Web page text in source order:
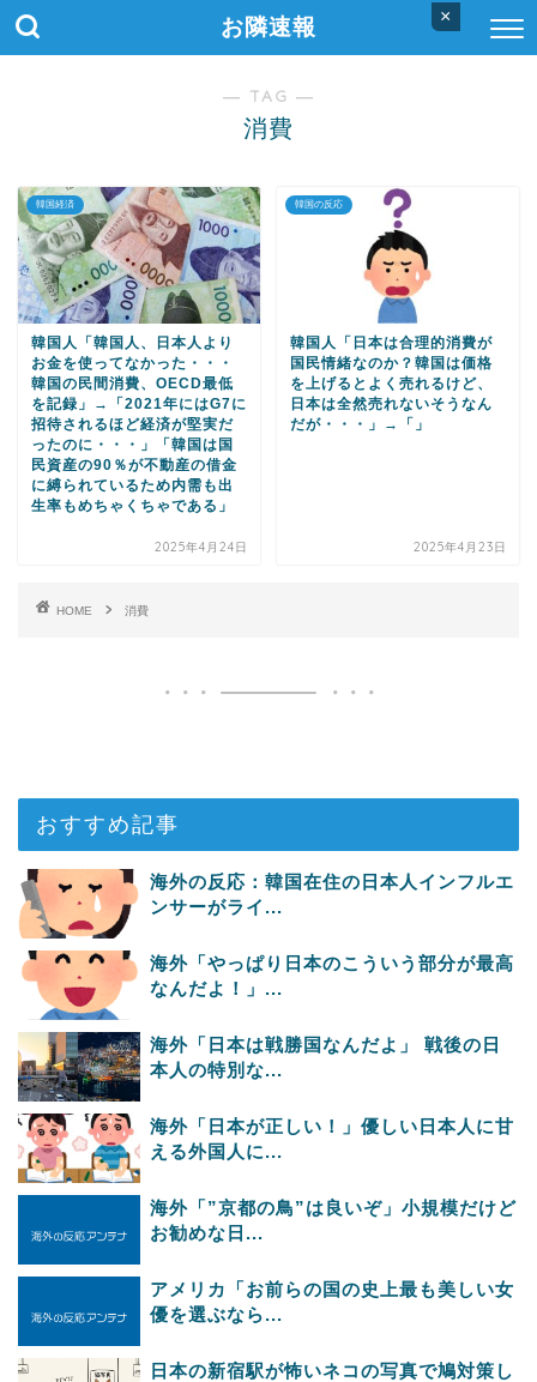
×
お隣速報
― TAG ―
消費
韓国経済
韓国人「韓国人、日本人より
お金を使ってなかった・・・
韓国の民間消費、OECD最低
を記録」→「2021年にはG7に
招待されるほど経済が堅実だ
ったのに・・・」「韓国は国
民資産の90％が不動産の借金
に縛られているため内需も出
生率もめちゃくちゃである」
2025年4月24日
韓国の反応
韓国人「日本は合理的消費が
国民情緒なのか？韓国は価格
を上げるとよく売れるけど、
日本は全然売れないそうなん
だが・・・」→「」
2025年4月23日
HOME 消費
おすすめ記事
海外の反応：韓国在住の日本人インフルエ
ンサーがライ...
海外「やっぱり日本のこういう部分が最高
なんだよ！」...
海外「日本は戦勝国なんだよ」 戦後の日
本人の特別な...
海外「日本が正しい！」優しい日本人に甘
える外国人に...
海外「”京都の鳥”は良いぞ」小規模だけど
お勧めな日...
アメリカ「お前らの国の史上最も美しい女
優を選ぶなら...
日本の新宿駅が怖いネコの写真で鳩対策し